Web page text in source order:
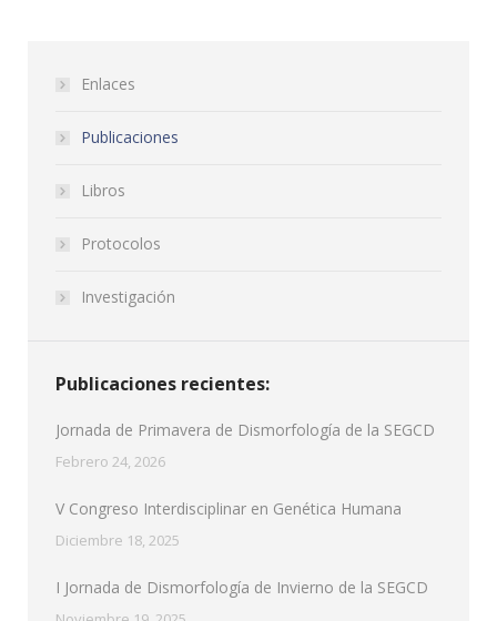
Enlaces
Publicaciones
Libros
Protocolos
Investigación
Publicaciones recientes:
Jornada de Primavera de Dismorfología de la SEGCD
Febrero 24, 2026
V Congreso Interdisciplinar en Genética Humana
Diciembre 18, 2025
I Jornada de Dismorfología de Invierno de la SEGCD